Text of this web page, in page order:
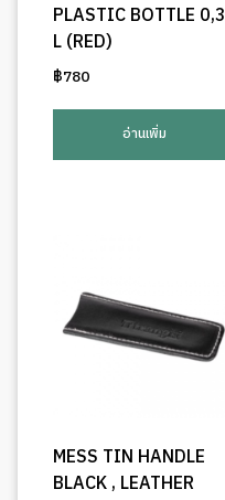
PLASTIC BOTTLE 0,3
L (RED)
฿780
อ่านเพิ่ม
MESS TIN HANDLE
BLACK , LEATHER